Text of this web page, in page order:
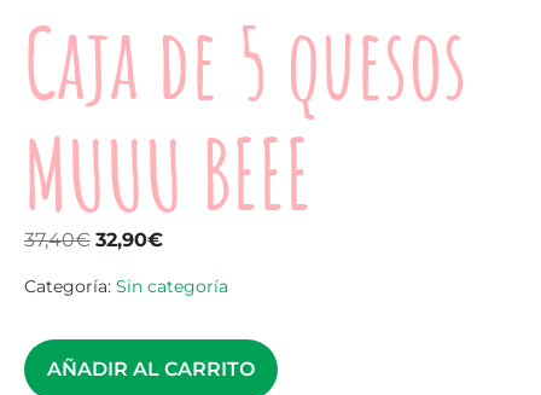
Caja de 5 quesos
MUUU BEEE
37,40€ 32,90€
Categoría: Sin categoría
AÑADIR AL CARRITO